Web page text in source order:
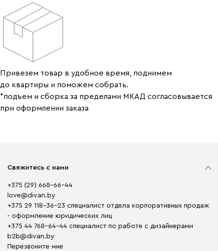
Привезем товар в удобное время, поднимем
до квартиры и поможем собрать.
*подъем и сборка за пределами МКАД согласовывается
при оформлении заказа
Свяжитесь с нами
+375 (29) 668-66-44
love@divan.by
+375 29 118-36-23 специалист отдела корпоративных продаж
- оформление юридических лиц
+375 44 768-64-44 специалист по работе с дизайнерами
b2b@divan.by
Перезвоните мне